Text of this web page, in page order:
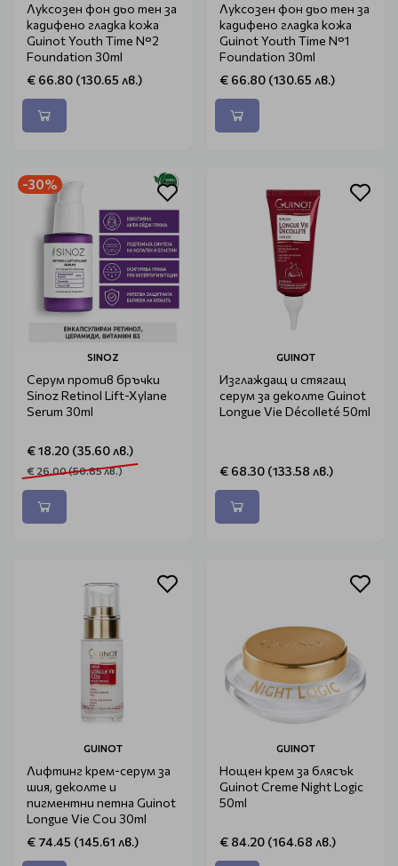
Луксозен фон дьо тен за
кадифено гладка кожа
Guinot Youth Time N°2
Foundation 30ml
€ 66.80 (130.65 лв.)
Луксозен фон дьо тен за
кадифено гладка кожа
Guinot Youth Time N°1
Foundation 30ml
€ 66.80 (130.65 лв.)
-30%
SINOZ
Серум против бръчки
Sinoz Retinol Lift-Xylane
Serum 30ml
€ 18.20 (35.60 лв.)
€ 26.00 (50.85 лв.)
GUINOT
Изглаждащ и стягащ
серум за деколте Guinot
Longue Vie Décolleté 50ml
€ 68.30 (133.58 лв.)
GUINOT
Лифтинг крем-серум за
шия, деколте и
пигментни петна Guinot
Longue Vie Cou 30ml
€ 74.45 (145.61 лв.)
GUINOT
Нощен крем за блясък
Guinot Creme Night Logic
50ml
€ 84.20 (164.68 лв.)